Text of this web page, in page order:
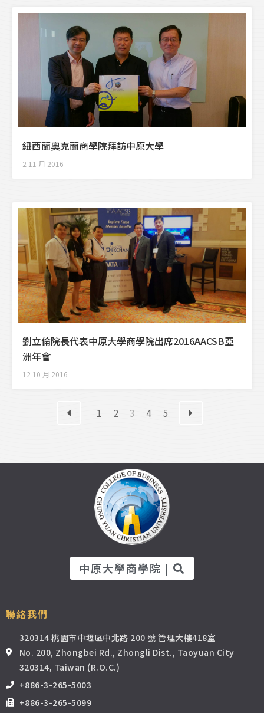
紐西蘭奧克蘭商學院拜訪中原大學
2 11 月 2016
劉立倫院長代表中原大學商學院出席2016AACSB亞
洲年會
12 10 月 2016
1 2 3 4 5
中原大學商學院 |
聯絡我們
320314 桃園市中壢區中北路 200 號 管理大樓418室
No. 200, Zhongbei Rd., Zhongli Dist., Taoyuan City
320314, Taiwan (R.O.C.)
+886-3-265-5003
+886-3-265-5099